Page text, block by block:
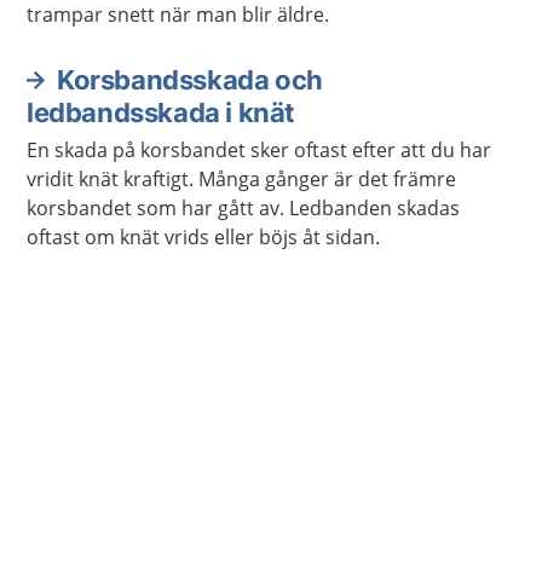
trampar snett när man blir äldre.
Korsbandsskada och
ledbandsskada i knät
En skada på korsbandet sker oftast efter att du har
vridit knät kraftigt. Många gånger är det främre
korsbandet som har gått av. Ledbanden skadas
oftast om knät vrids eller böjs åt sidan.